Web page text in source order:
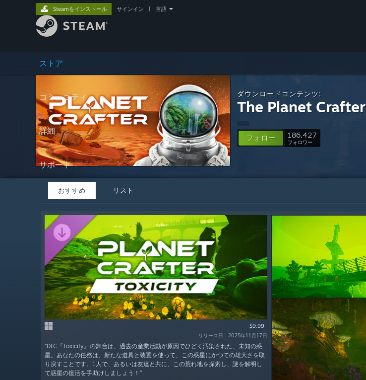
ストア
コミュニティ
詳細
サポート
Steamをインストール サインイン 言語
ダウンロードコンテンツ:
The Planet Crafter
フォロー 186,427
フォロワー
おすすめ リスト
$9.99
リリース日：2025年11月17日
“DLC『Toxicity』の舞台は、過去の産業活動が原因でひどく汚染された、未知の惑
星。あなたの任務は、新たな道具と装置を使って、この惑星にかつての雄大さを取
り戻すことです。1人で、あるいは友達と共に、この荒れ地を探索し、謎を解明し
て惑星の復活を手助けしましょう！”